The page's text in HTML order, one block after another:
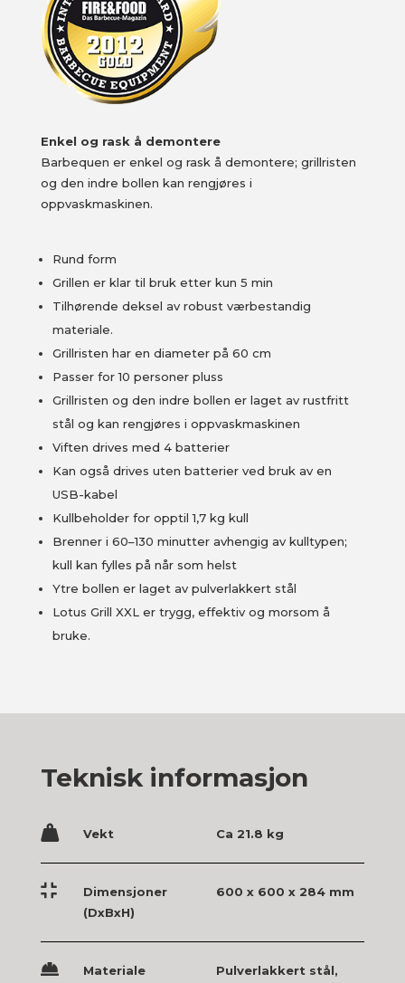
Enkel og rask å demontere
Barbequen er enkel og rask å demontere; grillristen
og den indre bollen kan rengjøres i
oppvaskmaskinen.
Rund form
Grillen er klar til bruk etter kun 5 min
Tilhørende deksel av robust værbestandig
materiale.
Grillristen har en diameter på 60 cm
Passer for 10 personer pluss
Grillristen og den indre bollen er laget av rustfritt
stål og kan rengjøres i oppvaskmaskinen
Viften drives med 4 batterier
Kan også drives uten batterier ved bruk av en
USB-kabel
Kullbeholder for opptil 1,7 kg kull
Brenner i 60–130 minutter avhengig av kulltypen;
kull kan fylles på når som helst
Ytre bollen er laget av pulverlakkert stål
Lotus Grill XXL er trygg, effektiv og morsom å
bruke.
Teknisk informasjon
 Vekt Ca 21.8 kg

Dimensjoner
(DxBxH)
600 x 600 x 284 mm
 Materiale
Pulverlakkert stål,